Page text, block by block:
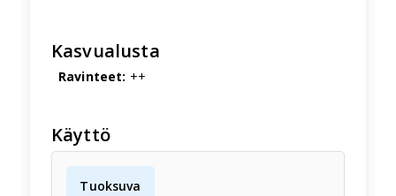
Kasvualusta
Ravinteet: ++
Käyttö
Tuoksuva